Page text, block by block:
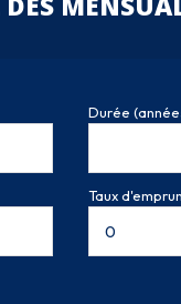
Durée
Taux